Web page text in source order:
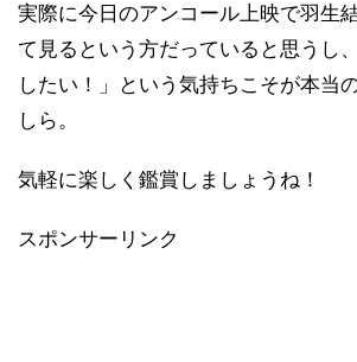
実際に今日のアンコール上映で羽生
て見るという方だっていると思うし
したい！」という気持ちこそが本当
しら。
気軽に楽しく鑑賞しましょうね！
スポンサーリンク